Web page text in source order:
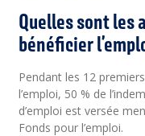
Quelles sont les
bénéficier
Pendant les 12
l’emploi, 50 % de
d’emploi est versée
Fonds pour l’emploi.